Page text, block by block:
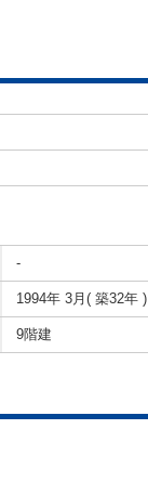
-
1994年 3月( 築32年 )
9階建